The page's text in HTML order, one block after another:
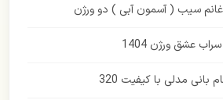
سیب ( آسمون آبی ) دو ورژن
عشق ورژن 1404
مدلی با کیفیت 320